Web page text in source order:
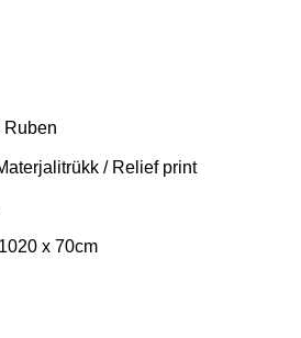
Ruben
/ Relief print
x 70cm